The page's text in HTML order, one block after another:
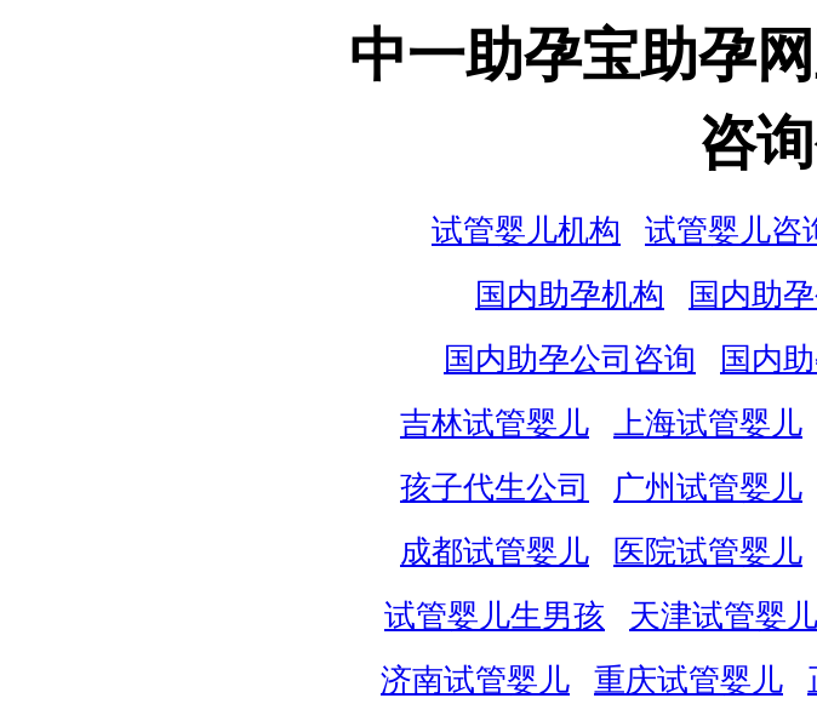
中一助孕宝助孕
咨
试管婴儿机构 试管婴儿咨
国内助孕机构
国内助
国内助孕公司咨询
国内
吉林试管婴儿
上海试管婴儿
孩子代生公司
广州试管婴儿
成都试管婴儿
医院试管婴儿
试管婴儿生男孩
天津试管婴儿
济南试管婴儿
重庆试管婴儿